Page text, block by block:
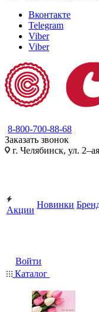
Вконтакте
Telegram
Viber
Viber
8-800-700-88-68
Заказать звонок
г. Челябинск, ул.
Акции
Новинки
Войти
Каталог